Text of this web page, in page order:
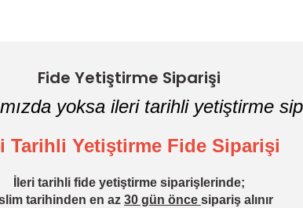
Fide Yetiştirme Siparişi
yoksa ileri tarihli yetiştirme
Tarihli Yetiştirme Fide Siparişi
İleri tarihli fide yetiştirme siparişlerinde;
tarihinden en az 30 gün önce sipariş alınır